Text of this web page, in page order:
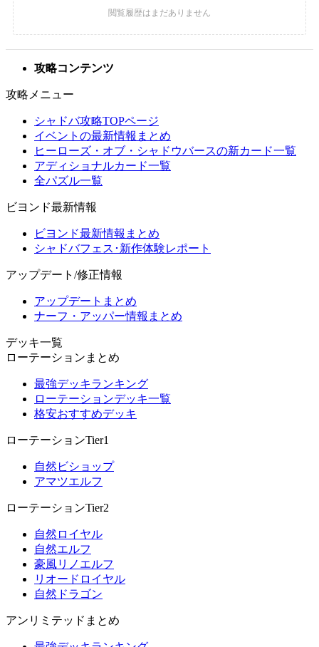
攻略コンテンツ
攻略メニュー
シャドバ攻略TOPページ
イベントの最新情報まとめ
ヒーローズ・オブ・シャドウバースの新カード一覧
アディショナルカード一覧
全パズル一覧
ビヨンド最新情報
ビヨンド最新情報まとめ
シャドバフェス･新作体験レポート
アップデート/修正情報
アップデートまとめ
ナーフ・アッパー情報まとめ
デッキ一覧
ローテーションまとめ
最強デッキランキング
ローテーションデッキ一覧
格安おすすめデッキ
ローテーションTier1
自然ビショップ
アマツエルフ
ローテーションTier2
自然ロイヤル
自然エルフ
豪風リノエルフ
リオードロイヤル
自然ドラゴン
アンリミテッドまとめ